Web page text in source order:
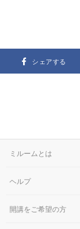
シェアする
ミルームとは
ヘルプ
開講をご希望の方